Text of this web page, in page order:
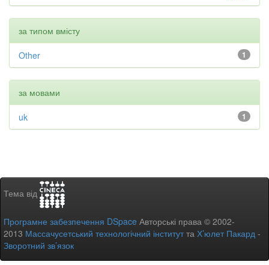
за типом вмісту
1
Other
за мовами
1
uk
Тема від
Програмне забезпечення DSpace Авторські права © 2002-
2013 Массачусетський технологічний інститутта Х’юлет Пакард -
Зворотний зв’язок